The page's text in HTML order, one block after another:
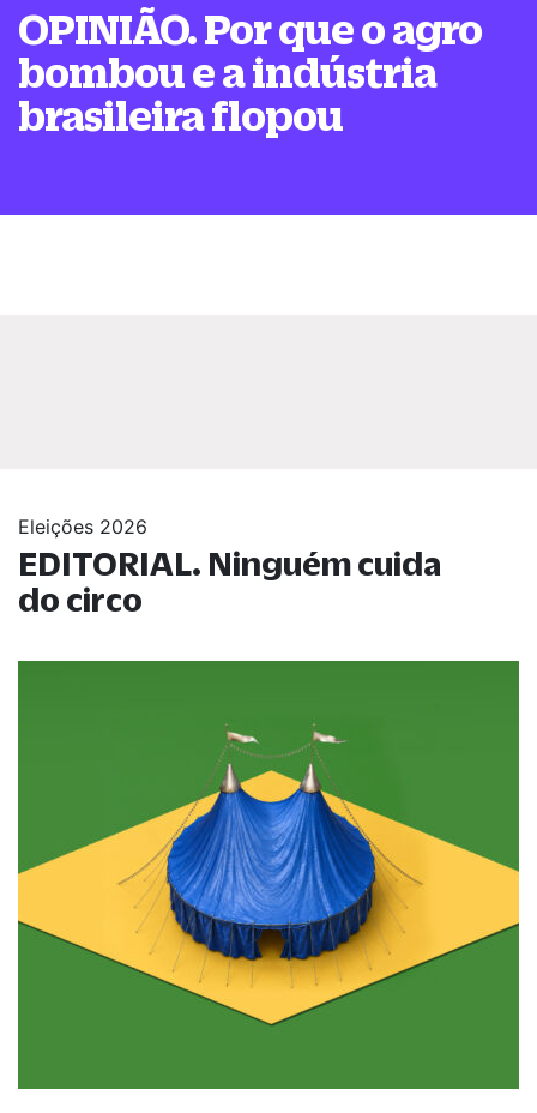
OPINIÃO. Por que o agro
bombou e a indústria
brasileira flopou
Eleições 2026
EDITORIAL. Ninguém cuida
do circo